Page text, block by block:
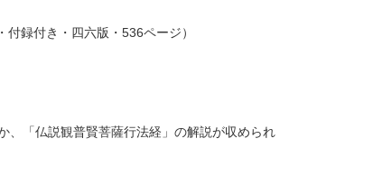
付録付き・四六版・536ページ）
、「仏説観普賢菩薩行法経」の解説が収められ